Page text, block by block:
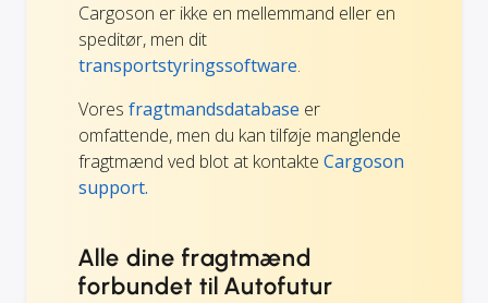
Cargoson er ikke en mellemmand eller en
speditør, men dit
transportstyringssoftware.
Vores fragtmandsdatabase er
omfattende, men du kan tilføje manglende
fragtmænd ved blot at kontakte Cargoson
support.
Alle dine fragtmænd
forbundet til Autofutur